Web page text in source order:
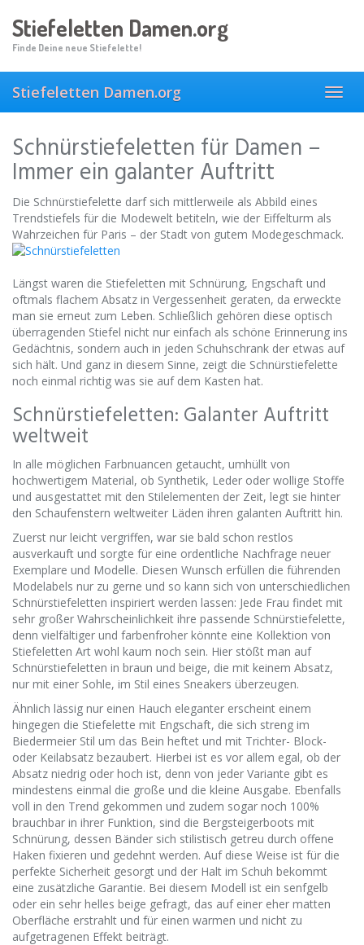
main
content
Stiefeletten Damen.org
Finde Deine neue Stiefelette!
Stiefeletten Damen.org
Schnürstiefeletten für Damen –
Immer ein galanter Auftritt
Die Schnürstiefelette darf sich mittlerweile als Abbild eines
Trendstiefels für die Modewelt betiteln, wie der Eiffelturm als
Wahrzeichen für Paris – der Stadt von gutem Modegeschmack.
Längst waren die Stiefeletten mit Schnürung, Engschaft und
oftmals flachem Absatz in Vergessenheit geraten, da erweckte
man sie erneut zum Leben. Schließlich gehören diese optisch
überragenden Stiefel nicht nur einfach als schöne Erinnerung ins
Gedächtnis, sondern auch in jeden Schuhschrank der etwas auf
sich hält. Und ganz in diesem Sinne, zeigt die Schnürstiefelette
noch einmal richtig was sie auf dem Kasten hat.
Schnürstiefeletten: Galanter Auftritt
weltweit
In alle möglichen Farbnuancen getaucht, umhüllt von
hochwertigem Material, ob Synthetik, Leder oder wollige Stoffe
und ausgestattet mit den Stilelementen der Zeit, legt sie hinter
den Schaufenstern weltweiter Läden ihren galanten Auftritt hin.
Zuerst nur leicht vergriffen, war sie bald schon restlos
ausverkauft und sorgte für eine ordentliche Nachfrage neuer
Exemplare und Modelle. Diesen Wunsch erfüllen die führenden
Modelabels nur zu gerne und so kann sich von unterschiedlichen
Schnürstiefeletten inspiriert werden lassen: Jede Frau findet mit
sehr großer Wahrscheinlichkeit ihre passende Schnürstiefelette,
denn vielfältiger und farbenfroher könnte eine Kollektion von
Stiefeletten Art wohl kaum noch sein. Hier stößt man auf
Schnürstiefeletten in braun und beige, die mit keinem Absatz,
nur mit einer Sohle, im Stil eines Sneakers überzeugen.
Ähnlich lässig nur einen Hauch eleganter erscheint einem
hingegen die Stiefelette mit Engschaft, die sich streng im
Biedermeier Stil um das Bein heftet und mit Trichter- Block-
oder Keilabsatz bezaubert. Hierbei ist es vor allem egal, ob der
Absatz niedrig oder hoch ist, denn von jeder Variante gibt es
mindestens einmal die große und die kleine Ausgabe. Ebenfalls
voll in den Trend gekommen und zudem sogar noch 100%
brauchbar in ihrer Funktion, sind die Bergsteigerboots mit
Schnürung, dessen Bänder sich stilistisch getreu durch offene
Haken fixieren und gedehnt werden. Auf diese Weise ist für die
perfekte Sicherheit gesorgt und der Halt im Schuh bekommt
eine zusätzliche Garantie. Bei diesem Modell ist ein senfgelb
oder ein sehr helles beige gefragt, das auf einer eher matten
Oberfläche erstrahlt und für einen warmen und nicht zu
aufgetragenen Effekt beiträgt.